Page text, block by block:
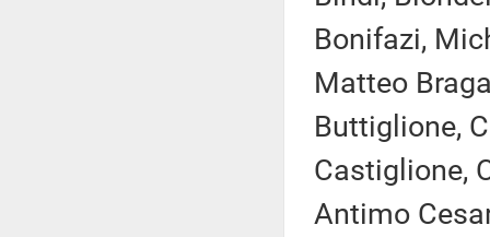
Bonifazi,
Matteo
Buttiglione,
Castiglione,
Antimo